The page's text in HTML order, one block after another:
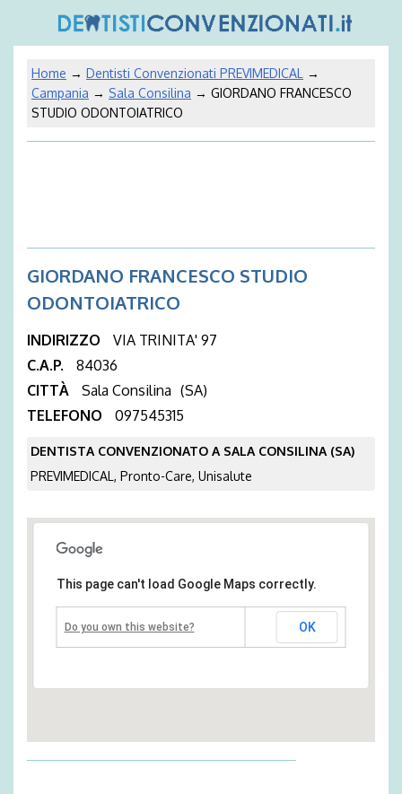
Home → Dentisti Convenzionati PREVIMEDICAL
→
Campania → Sala Consilina → GIORDANO FRANCESCO
STUDIO ODONTOIATRICO
GIORDANO FRANCESCO STUDIO
ODONTOIATRICO
INDIRIZZO
VIA TRINITA' 97
C.A.P.
84036
CITTÀ
Sala Consilina (SA)
TELEFONO
097545315
DENTISTA CONVENZIONATO A SALA CONSILINA (SA)
PREVIMEDICAL, Pronto-Care, Unisalute
This page can't load Google Maps correctly.
Do you own this website? OK